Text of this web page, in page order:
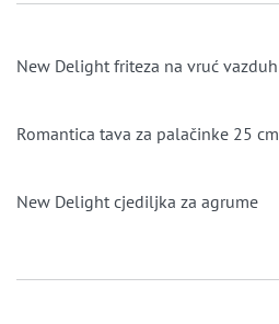
New Delight friteza na vruć vazduh
Romantica tava za palačinke 25 cm
New Delight cjediljka za agrume